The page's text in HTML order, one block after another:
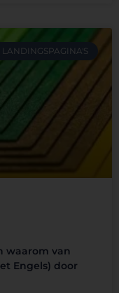
waarom van
Engels) door